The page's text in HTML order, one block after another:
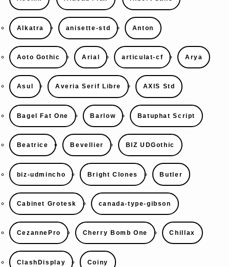
Alkatra anisette-std Anton
Aoto Gothic Arial articulat-cf Arya
Asul Averia Serif Libre AXIS Std
Bagel Fat One Barlow Batuphat Script
Beatrice Bevellier BIZ UDGothic
biz-udmincho Bright Clones Butler
Cabinet Grotesk canada-type-gibson
CezannePro Cherry Bomb One Chillax
ClashDisplay Coiny